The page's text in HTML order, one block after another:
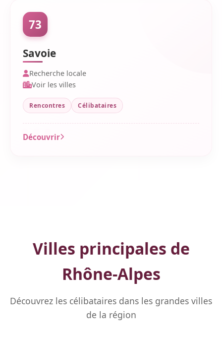
73
Savoie
Recherche locale
Voir les villes
Rencontres Célibataires
Découvrir
Villes principales de
Rhône-Alpes
Découvrez les célibataires dans les grandes villes
de la région